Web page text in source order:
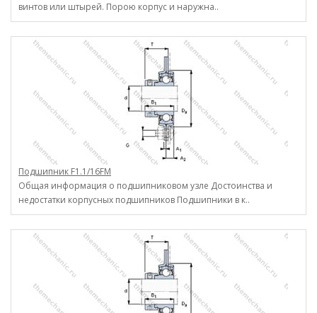
винтов или штырей. Порою корпус и наружна..
Подшипник F1.1/16FM
Общая информация о подшипниковом узле Достоинства и
недостатки корпусных подшипников Подшипники в к..